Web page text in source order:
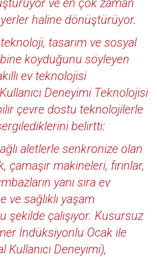
ve en çok zaman
haline dönüştürüyor.
tasarım ve sosyal
koyduğunu söyleyen
ev teknolojisi
Deneyimi Teknolojisi
çevre dostu teknolojilerle
belirtti:
aletlerle senkronize olan
makineleri, fırınlar,
yanı sıra ev
sağlıklı yaşam
şekilde çalışıyor. Kusursuz
İndüksiyonlu Ocak ile
Deneyimi),